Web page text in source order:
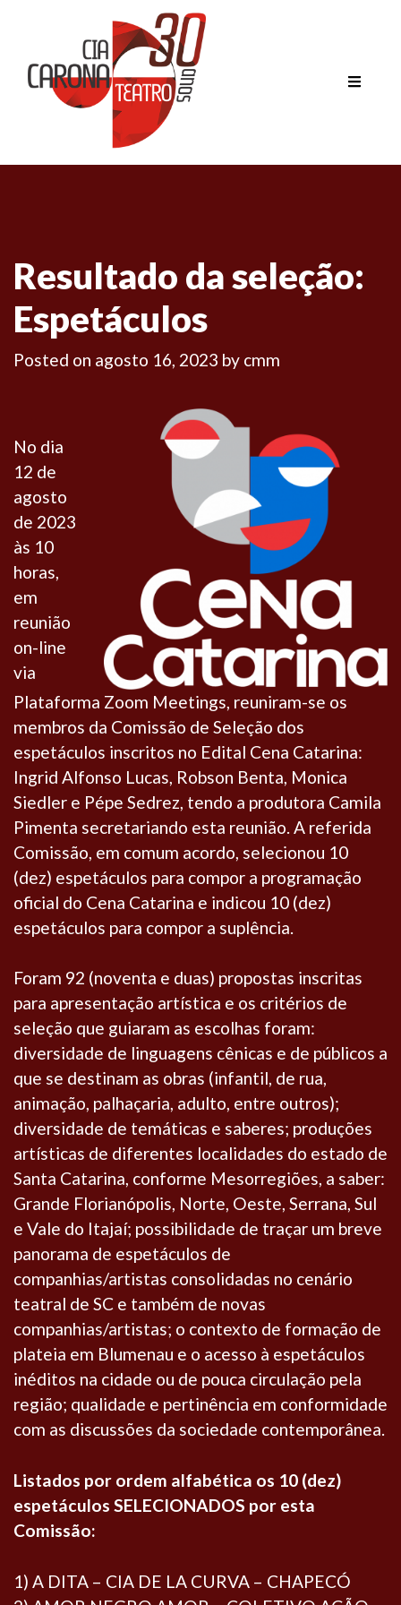
Resultado da seleção:
Espetáculos
Posted on agosto 16, 2023 by cmm
No dia
12 de
agosto
de 2023
às 10
horas,
em
reunião
on-line
via
Plataforma Zoom Meetings, reuniram-se os
membros da Comissão de Seleção dos
espetáculos inscritos no Edital Cena Catarina:
Ingrid Alfonso Lucas, Robson Benta, Monica
Siedler e Pépe Sedrez, tendo a produtora Camila
Pimenta secretariando esta reunião. A referida
Comissão, em comum acordo, selecionou 10
(dez) espetáculos para compor a programação
oficial do Cena Catarina e indicou 10 (dez)
espetáculos para compor a suplência.
Foram 92 (noventa e duas) propostas inscritas
para apresentação artística e os critérios de
seleção que guiaram as escolhas foram:
diversidade de linguagens cênicas e de públicos a
que se destinam as obras (infantil, de rua,
animação, palhaçaria, adulto, entre outros);
diversidade de temáticas e saberes; produções
artísticas de diferentes localidades do estado de
Santa Catarina, conforme Mesorregiões, a saber:
Grande Florianópolis, Norte, Oeste, Serrana, Sul
e Vale do Itajaí; possibilidade de traçar um breve
panorama de espetáculos de
companhias/artistas consolidadas no cenário
teatral de SC e também de novas
companhias/artistas; o contexto de formação de
plateia em Blumenau e o acesso à espetáculos
inéditos na cidade ou de pouca circulação pela
região; qualidade e pertinência em conformidade
com as discussões da sociedade contemporânea.
Listados por ordem alfabética os 10 (dez)
espetáculos SELECIONADOS por esta
Comissão:
1) A DITA – CIA DE LA CURVA – CHAPECÓ